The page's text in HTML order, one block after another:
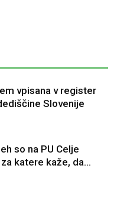
vpisana v register
Slovenije
so na PU Celje
katere kaže, da...